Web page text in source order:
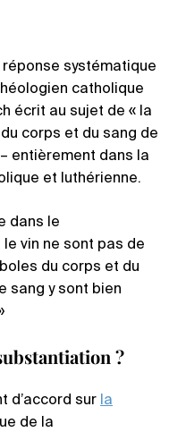
réponse systématique
catholique
écrit au sujet de « la
corps et du sang de
entièrement dans la
et luthérienne.
dans le
le vin ne sont pas de
du corps et du
sang y sont bien
?
d’accord sur la
de la